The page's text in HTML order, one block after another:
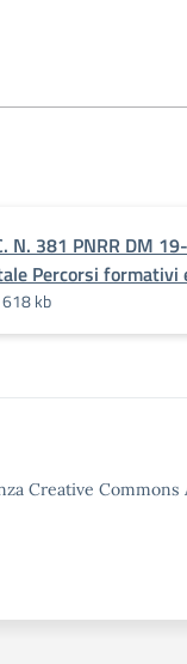
N. 381 PNRR DM
Percorsi formativi
kb
Creative